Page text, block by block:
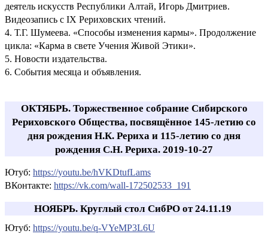
деятель искусств Республики Алтай, Игорь Дмитриев.
Видеозапись с IX Рериховских чтений.
4. Т.Г. Шумеева. «Способы изменения кармы». Продолжение
цикла: «Карма в свете Учения Живой Этики».
5. Новости издательства.
6. События месяца и объявления.
ОКТЯБРЬ. Торжественное собрание Сибирского
Рериховского Общества, посвящённое 145-летию со
дня рождения Н.К. Рериха и 115-летию со дня
рождения С.Н. Рериха. 2019-10-27
Ютуб: https://youtu.be/hVKDtufLams
ВКонтакте: https://vk.com/wall-172502533_191
НОЯБРЬ. Круглый стол СибРО от 24.11.19
Ютуб: https://youtu.be/q-VYeMP3L6U